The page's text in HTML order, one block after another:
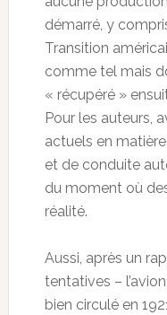
démarré, y
Transition
comme tel mais
« récupéré »
Pour les auteurs,
actuels en
et de conduite
du moment où
réalité.
Aussi, après un
tentatives –
bien circulé en